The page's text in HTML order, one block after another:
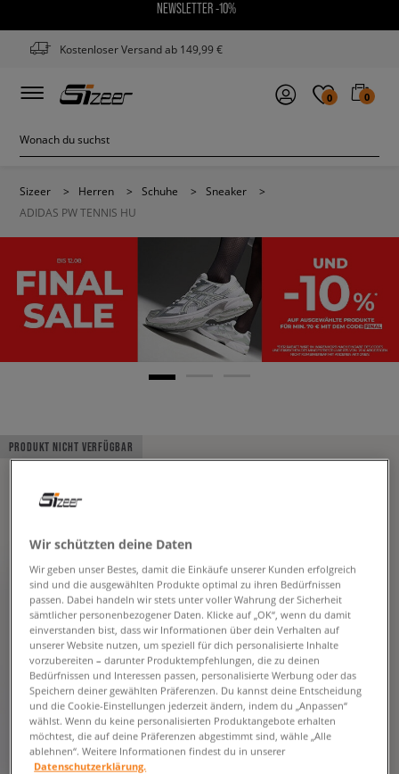
NEWSLETTER -10%
Kostenloser Versand ab 149,99 €
0 0
Sizeer > Herren > Schuhe > Sneaker
>
ADIDAS PW TENNIS HU
PRODUKT NICHT VERFÜGBAR
Wir schützten deine Daten
Wir geben unser Bestes, damit die Einkäufe unserer Kunden erfolgreich
sind und die ausgewählten Produkte optimal zu ihren Bedürfnissen
passen. Dabei handeln wir stets unter voller Wahrung der Sicherheit
sämtlicher personenbezogener Daten. Klicke auf „OK“, wenn du damit
einverstanden bist, dass wir Informationen über dein Verhalten auf
unserer Website nutzen, um speziell für dich personalisierte Inhalte
vorzubereiten – darunter Produktempfehlungen, die zu deinen
Bedürfnissen und Interessen passen, personalisierte Werbung oder das
Speichern deiner gewählten Präferenzen. Du kannst deine Entscheidung
und die Cookie-Einstellungen jederzeit ändern, indem du „Anpassen“
wählst. Wenn du keine personalisierten Produktangebote erhalten
möchtest, die auf deine Präferenzen abgestimmt sind, wähle „Alle
ablehnen“. Weitere Informationen findest du in unserer
Datenschutzerklärung.